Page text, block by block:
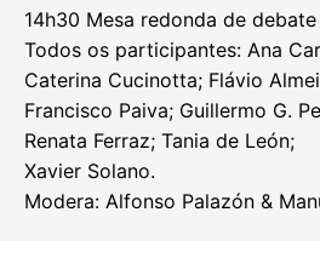
14h30 Mesa redonda de debate
Todos os participantes: Ana
Caterina Cucinotta; Flávio
Francisco Paiva; Guillermo G.
Renata Ferraz; Tania de León;
Xavier Solano.
Modera: Alfonso Palazón &